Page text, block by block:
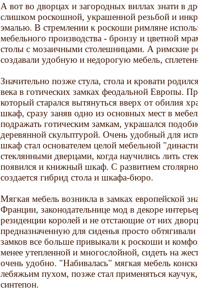
А вот во дворцах и загородных виллах знати в
слишком роскошной, украшенной резьбой и
эмалью. В стремлении к роскоши римляне
мебельного производства - бронзу и цветной
столы с мозаичными столешницами. А римские
создавали удобную и недорогую мебель,
Значительно позже стула, стола и кровати
века в готических замках феодальной Европы.
который старался вытянуться вверх от обилия
шкаф, сразу заняв одно из основных мест в
подражать готическим замкам, украшался
деревянной скульптурой. Очень удобный для
шкаф стал основателем целой мебельной
стеклянными дверцами, когда научились лить
появился и книжный шкаф. С развитием
создается гибрид стола и шкафа-бюро.
Мягкая мебель возникла в замках европейской
Франции, законодательнице мод в декоре
резиденции королей и не отстающие от них
предназначенную для сиденья просто
замков все больше привыкали к роскоши и
менее утепленной и многослойной, сидеть на
очень удобно. "Набивалась" мягкая мебель
лебяжьим пухом, позже стал применяться
синтепон.